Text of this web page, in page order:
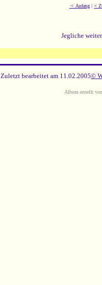
·< Anfang | <
Jegliche
Zuletzt bearbeitet am 11.02.2005©
Album erstellt